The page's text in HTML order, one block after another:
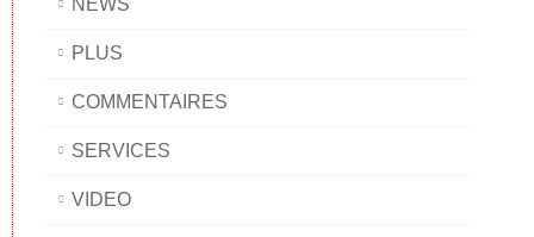
NEWS
PLUS
COMMENTAIRES
SERVICES
VIDEO